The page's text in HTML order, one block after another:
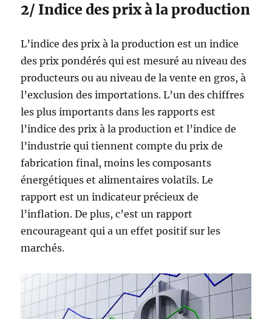
2/ Indice des prix à la production
L’indice des prix à la production est un indice
des prix pondérés qui est mesuré au niveau des
producteurs ou au niveau de la vente en gros, à
l’exclusion des importations. L’un des chiffres
les plus importants dans les rapports est
l’indice des prix à la production et l’indice de
l’industrie qui tiennent compte du prix de
fabrication final, moins les composants
énergétiques et alimentaires volatils. Le
rapport est un indicateur précieux de
l’inflation. De plus, c’est un rapport
encourageant qui a un effet positif sur les
marchés.